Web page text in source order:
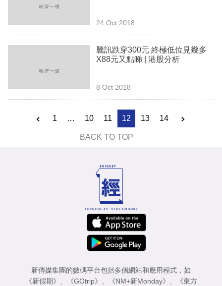
24 Oct 2018
騰訊跌穿300元 終極低位見幾多
X88元又點睇 | 港股分析
8 Oct 2018
1 … 10 11 12 13 14
BACK TO TOP
新傳媒集團的數碼平台包括多個網站和應用程式，如
《新假期》 、 《GOtrip》 、 《NM+新Monday》 、
《東方